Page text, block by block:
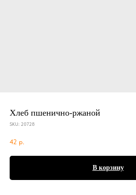
Хлеб пшенично-ржаной
SKU: 20728
42 р.
В корзину